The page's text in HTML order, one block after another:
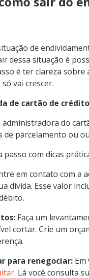
de
dessa situação é
é ter clareza
vai crescer.
de cartão de
do
de parcelamento ou
passo com dicas
em contato com a
dívida. Esse valor
Faça um
cortar. Crie um
para renegociar:
. Lá você consulta